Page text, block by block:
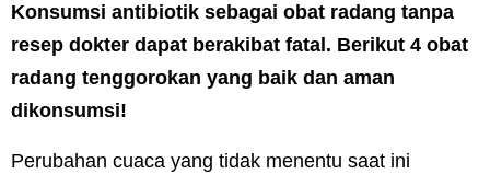
Konsumsi antibiotik sebagai obat radang tanpa
resep dokter dapat berakibat fatal. Berikut 4 obat
radang tenggorokan yang baik dan aman
dikonsumsi!
Perubahan cuaca yang tidak menentu saat ini